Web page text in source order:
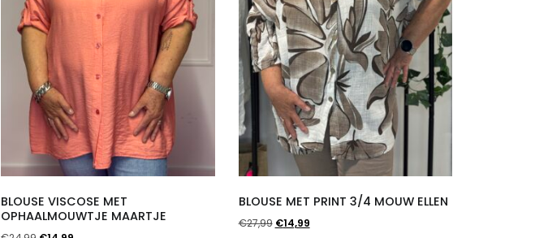
BLOUSE VISCOSE MET
OPHAALMOUWTJE MAARTJE
BLOUSE MET PRINT 3/4 MOUW ELLEN
€27,99 Oorspronkelijke
€14,99Huidige